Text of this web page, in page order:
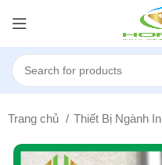
Trang chủ Thiết Bị Ngành In